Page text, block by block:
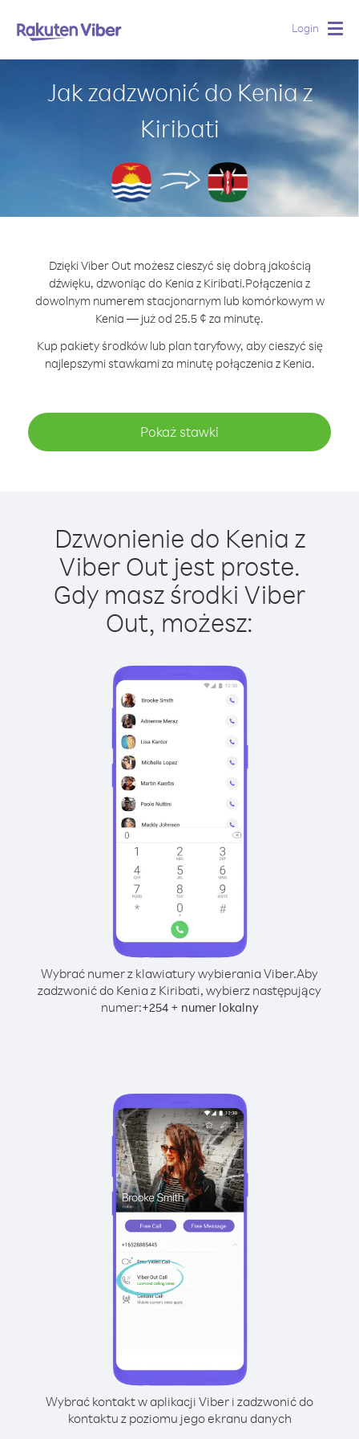
Login
Jak zadzwonić do Kenia z
Kiribati
Dzięki Viber Out możesz cieszyć się dobrą jakością
dźwięku, dzwoniąc do Kenia z Kiribati.Połączenia z
dowolnym numerem stacjonarnym lub komórkowym w
Kenia — już od 25.5 ¢ za minutę.
Kup pakiety środków lub plan taryfowy, aby cieszyć się
najlepszymi stawkami za minutę połączenia z Kenia.
Pokaż stawki
Dzwonienie do Kenia z
Viber Out jest proste.
Gdy masz środki Viber
Out, możesz:
Wybrać numer z klawiatury wybierania Viber.Aby
zadzwonić do Kenia z Kiribati, wybierz następujący
numer:+254+ numer lokalny
Wybrać kontakt w aplikacji Viber i zadzwonić do
kontaktu z poziomu jego ekranu danych